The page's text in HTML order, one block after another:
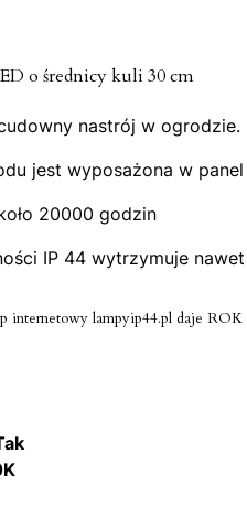
o średnicy kuli 30 cm
nastrój w
jest wyposażona w
20000 godzin
IP 44 wytrzymuje
internetowy lampyip44.pl daje ROK